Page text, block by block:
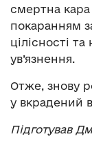
смертна
покаранням
цілісності
ув’язнення.
Отже, знову
у вкрадений в
Підготував